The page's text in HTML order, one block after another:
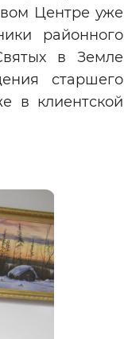
Центре уже
районного
в Земле
старшего
в клиентской